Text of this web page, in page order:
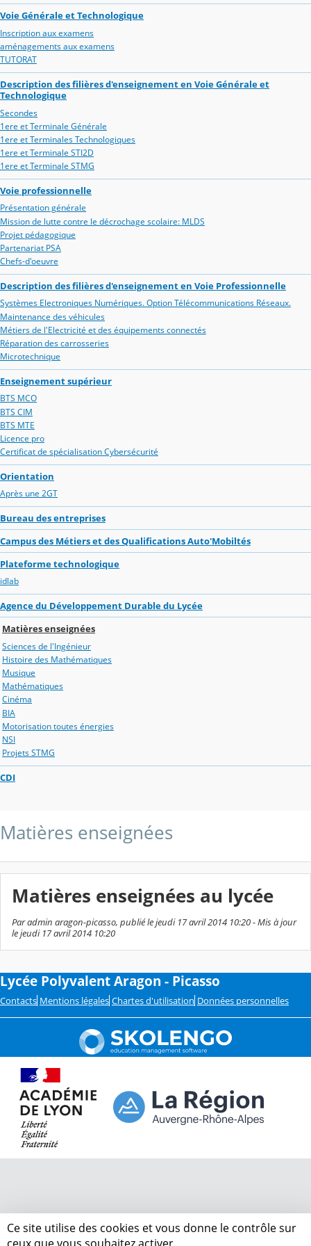
Voie Générale et Technologique
Inscription aux examens
aménagements aux examens
TUTORAT
Description des filières d'enseignement en Voie Générale et
Technologique
Secondes
1ere et Terminale Générale
1ere et Terminales Technologiques
1ere et Terminale STI2D
1ere et Terminale STMG
Voie professionnelle
Présentation générale
Mission de lutte contre le décrochage scolaire: MLDS
Projet pédagogique
Partenariat PSA
Chefs-d'oeuvre
Description des filières d'enseignement en Voie Professionnelle
Systèmes Electroniques Numériques. Option Télécommunications Réseaux.
Maintenance des véhicules
Métiers de l'Electricité et des équipements connectés
Réparation des carrosseries
Microtechnique
Enseignement supérieur
BTS MCO
BTS CIM
BTS MTE
Licence pro
Certificat de spécialisation Cybersécurité
Orientation
Après une 2GT
Bureau des entreprises
Campus des Métiers et des Qualifications Auto'Mobiltés
Plateforme technologique
idlab
Agence du Développement Durable du Lycée
Matières enseignées
Sciences de l'Ingénieur
Histoire des Mathématiques
Musique
Mathématiques
Cinéma
BIA
Motorisation toutes énergies
NSI
Projets STMG
CDI
Matières enseignées
Matières enseignées au lycée
Par admin aragon-picasso, publié le jeudi 17 avril 2014 10:20 - Mis à jour
le jeudi 17 avril 2014 10:20
Lycée Polyvalent Aragon - Picasso
Contacts Mentions légales Chartes d'utilisation Données personnelles
Ce site utilise des cookies et vous donne le contrôle sur